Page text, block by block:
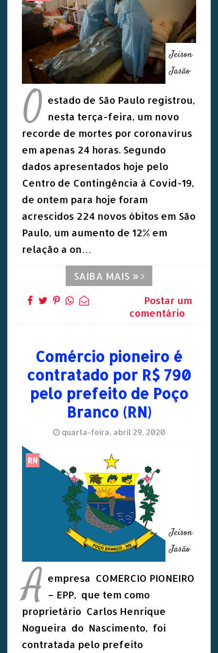
Jeison
Jasão
O estado de São Paulo registrou,
nesta terça-feira, um novo
recorde de mortes por coronavírus
em apenas 24 horas. Segundo
dados apresentados hoje pelo
Centro de Contingência à Covid-19,
de ontem para hoje foram
acrescidos 224 novos óbitos em São
Paulo, um aumento de 12% em
relação a on…
SAIBA MAIS »
Postar um
comentário
Comércio pioneiro é
contratado por R$ 790
pelo prefeito de Poço
Branco (RN)
quarta-feira, abril 29, 2020
RN
Jeison
Jasão
A empresa COMERCIO PIONEIRO
– EPP, que tem como
proprietário Carlos Henrique
Nogueira do Nascimento, foi
contratada pelo prefeito